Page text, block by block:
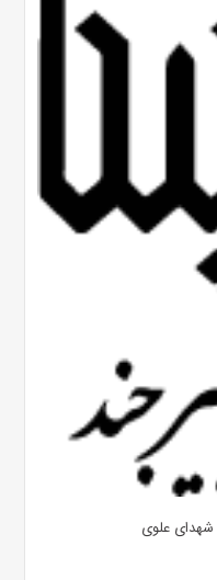
شهدای علوی